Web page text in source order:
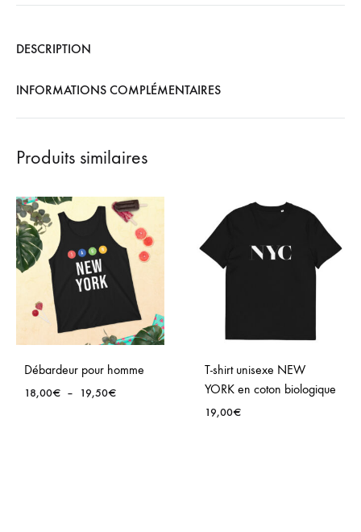
DESCRIPTION
INFORMATIONS COMPLÉMENTAIRES
Produits similaires
Débardeur pour homme
18,00€ – 19,50€Plage
T-shirt unisexe NEW
YORK en coton biologique
19,00€